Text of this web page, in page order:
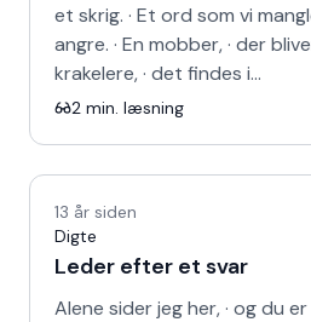
et skrig. · Et ord som vi
angre. · En mobber, · der
krakelere, · det findes i…
2 min. læsning
13 år siden
Digte
Leder efter et svar
Alene sider jeg her, · og du